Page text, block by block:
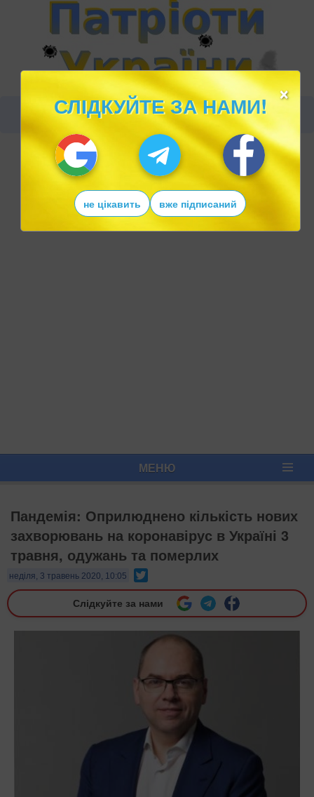
МЕНЮ
Пандемія: Оприлюднено кількість нових
захворювань на коронавірус в Україні 3
травня, одужань та померлих
неділя, 3 травень 2020, 10:05
Слідкуйте за нами
×
СЛІДКУЙТЕ ЗА НАМИ!
не цікавить вже підписаний